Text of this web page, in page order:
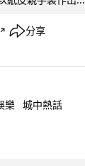
↗ 分享
樂 城中熱話